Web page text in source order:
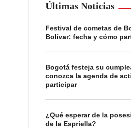
Últimas Noticias
Festival de cometas de
Bolívar: fecha y cómo
Bogotá festeja su
conozca la agenda de
participar
¿Qué esperar de la
de la Espriella?